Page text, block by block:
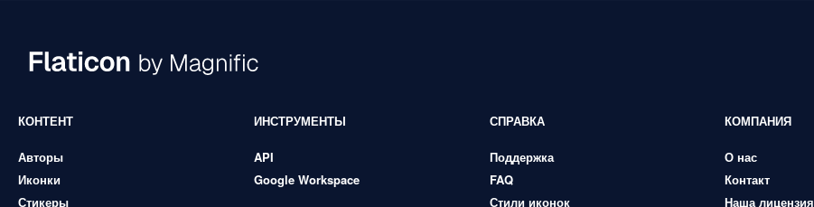
КОНТЕНТ
Авторы
Иконки
Стикеры
ИНСТРУМЕНТЫ
API
Google Workspace
СПРАВКА
Поддержка
FAQ
Стили иконок
КОМПАНИЯ
О нас
Контакт
Наша лицензия